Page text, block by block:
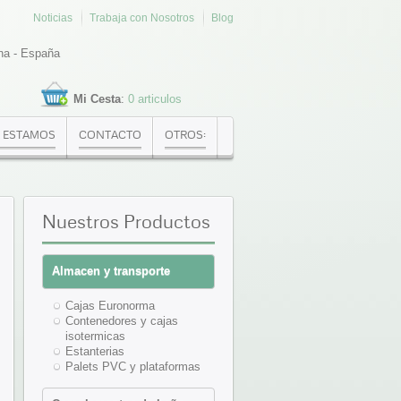
Noticias Trabaja con Nosotros Blog
- España
Mi Cesta: 0 articulos
CONTACTO OTROS:
Nuestros Productos
Almacen y transporte
Cajas Euronorma
Contenedores y cajas
isotermicas
Estanterias
Palets PVC y plataformas